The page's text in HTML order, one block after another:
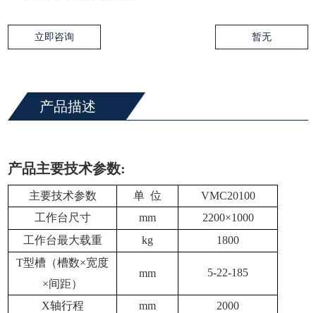
立即咨询 暂无
产品描述
产品主要技术参数:
主要技术参数 单 位
VMC20100
工作台尺寸
mm
2200×1000
工作台最大载重
kg
1800
T型槽（槽数×宽度
×间距）
mm 5-22-185
X轴行程 mm
2000